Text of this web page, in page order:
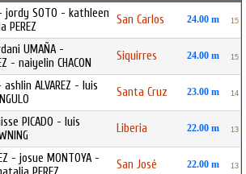
jordy SOTO - kathleen
PEREZ
San Carlos 24.00 m 15
UMAÑA -
- naiyelin CHACON
Siquirres 24.00 m 15
ALVAREZ - luis
Santa Cruz 23.00 m 14
PICADO - luis
Liberia 22.00 m 13
- josue MONTOYA -
San José 22.00 m 13